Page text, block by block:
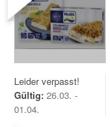
Leider verpasst!
Gültig: 26.03. -
01.04.